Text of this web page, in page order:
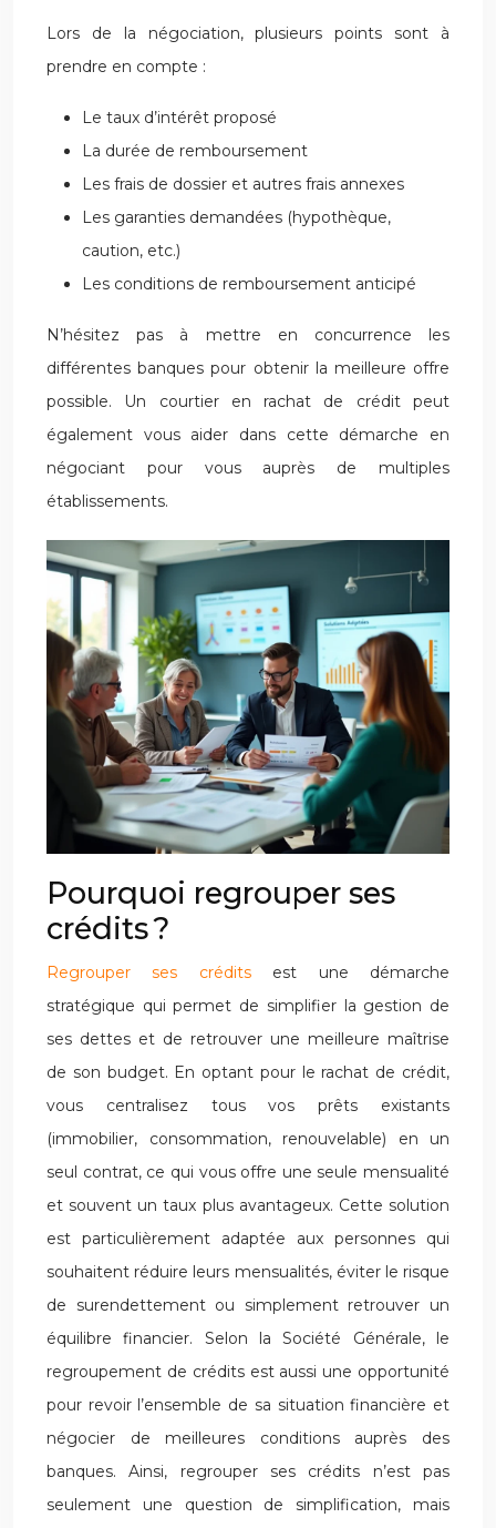
Lors de la négociation, plusieurs points sont à
prendre en compte :
Le taux d’intérêt proposé
La durée de remboursement
Les frais de dossier et autres frais annexes
Les garanties demandées (hypothèque,
caution, etc.)
Les conditions de remboursement anticipé
N’hésitez pas à mettre en concurrence les
différentes banques pour obtenir la meilleure offre
possible. Un courtier en rachat de crédit peut
également vous aider dans cette démarche en
négociant pour vous auprès de multiples
établissements.
Pourquoi regrouper ses
crédits ?
Regrouper ses créditsest une démarche
stratégique qui permet de simplifier la gestion de
ses dettes et de retrouver une meilleure maîtrise
de son budget. En optant pour le rachat de crédit,
vous centralisez tous vos prêts existants
(immobilier, consommation, renouvelable) en un
seul contrat, ce qui vous offre une seule mensualité
et souvent un taux plus avantageux. Cette solution
est particulièrement adaptée aux personnes qui
souhaitent réduire leurs mensualités, éviter le risque
de surendettement ou simplement retrouver un
équilibre financier. Selon la Société Générale, le
regroupement de crédits est aussi une opportunité
pour revoir l’ensemble de sa situation financière et
négocier de meilleures conditions auprès des
banques. Ainsi, regrouper ses crédits n’est pas
seulement une question de simplification, mais